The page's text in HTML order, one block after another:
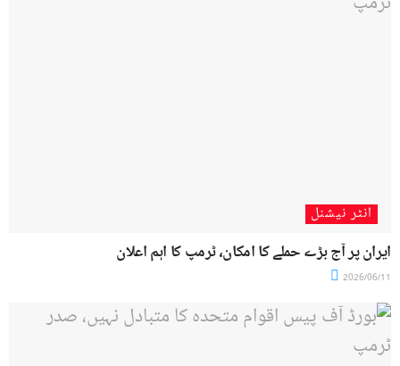
انٹر نیشنل
ایران پر آج بڑے حملے کا امکان، ٹرمپ کا اہم اعلان
2026/06/11